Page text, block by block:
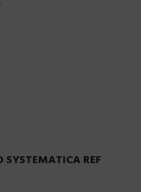
REF